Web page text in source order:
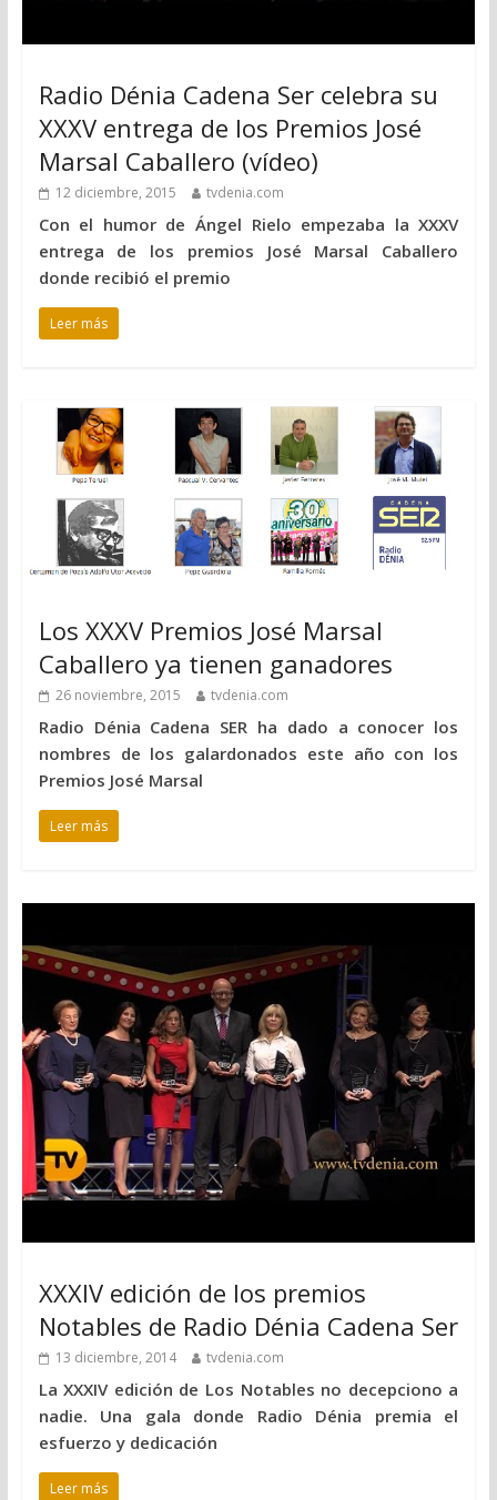
Radio Dénia Cadena Ser celebra su
XXXV entrega de los Premios José
Marsal Caballero (vídeo)
12 diciembre, 2015 tvdenia.com
Con el humor de Ángel Rielo empezaba la XXXV
entrega de los premios José Marsal Caballero
donde recibió el premio
Leer más
Los XXXV Premios José Marsal
Caballero ya tienen ganadores
26 noviembre, 2015 tvdenia.com
Radio Dénia Cadena SER ha dado a conocer los
nombres de los galardonados este año con los
Premios José Marsal
Leer más
XXXIV edición de los premios
Notables de Radio Dénia Cadena Ser
13 diciembre, 2014 tvdenia.com
La XXXIV edición de Los Notables no decepciono a
nadie. Una gala donde Radio Dénia premia el
esfuerzo y dedicación
Leer más